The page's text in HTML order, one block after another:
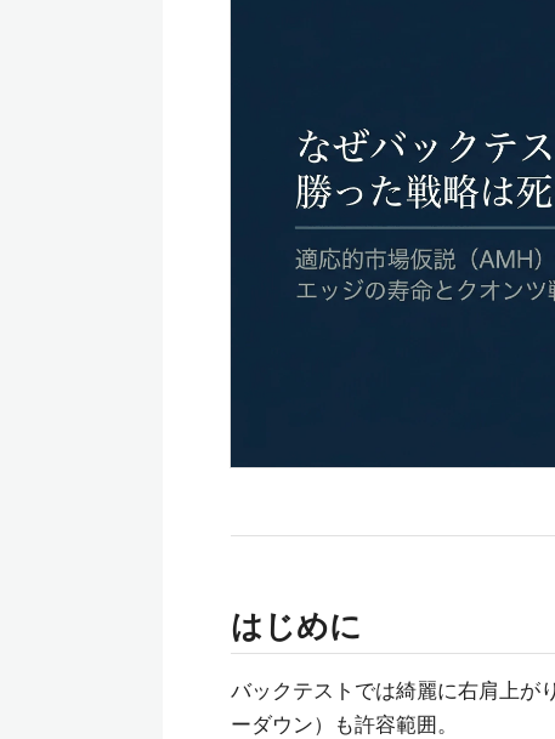
はじめに
バックテストでは綺麗に右肩上が
ーダウン）も許容範囲。